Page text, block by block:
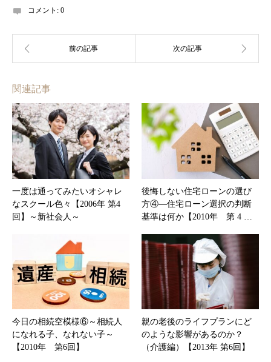
コメント: 0
関連記事
一度は通ってみたいオシャレ
なスクール色々【2006年 第4
回】～新社会人～
後悔しない住宅ローンの選び
方④―住宅ローン選択の判断
基準は何か【2010年 第 4 …
今日の相続空模様⑥～相続人
になれる子、なれない子～
【2010年 第6回】
親の老後のライフプランにど
のような影響があるのか？
（介護編）【2013年 第6回】